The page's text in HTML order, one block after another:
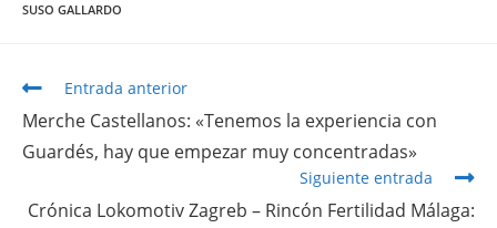
SUSO GALLARDO
Entrada anterior
Merche Castellanos: «Tenemos la experiencia con
Guardés, hay que empezar muy concentradas»
Siguiente entrada
Crónica Lokomotiv Zagreb – Rincón Fertilidad Málaga: